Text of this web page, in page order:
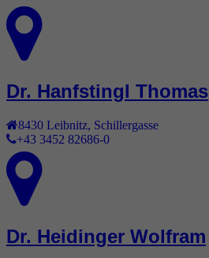
Dr. Hanfstingl Thomas
8430 Leibnitz
Schillergasse
+43 3452 82686-0
Dr. Heidinger Wolfram